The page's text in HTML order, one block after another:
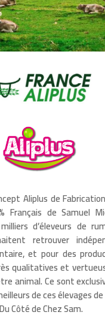
Aliplus de
Français de Samuel
d’éleveurs de
retrouver
et pour des
qualitatives et
animal. Ce sont
de ces élevages
Côté de Chez Sam.